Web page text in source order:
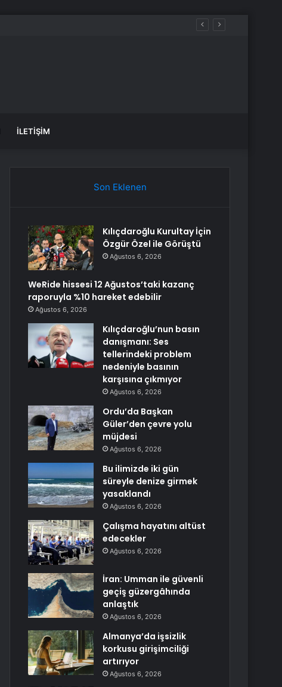
İLETIŞIM
Son Eklenen
Kılıçdaroğlu Kurultay İçin
Özgür Özel ile Görüştü
Ağustos 6, 2026
WeRide hissesi 12 Ağustos’taki kazanç
raporuyla %10 hareket edebilir
Ağustos 6, 2026
Kılıçdaroğlu’nun basın
danışmanı: Ses
tellerindeki problem
nedeniyle basının
karşısına çıkmıyor
Ağustos 6, 2026
Ordu’da Başkan
Güler’den çevre yolu
müjdesi
Ağustos 6, 2026
Bu ilimizde iki gün
süreyle denize girmek
yasaklandı
Ağustos 6, 2026
Çalışma hayatını altüst
edecekler
Ağustos 6, 2026
İran: Umman ile güvenli
geçiş güzergâhında
anlaştık
Ağustos 6, 2026
Almanya’da işsizlik
korkusu girişimciliği
artırıyor
Ağustos 6, 2026